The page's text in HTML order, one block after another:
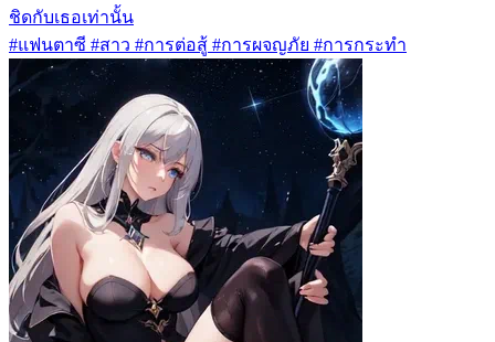
ชิดกับเธอเท่านั้น
#แฟนตาซี #สาว #การต่อสู้ #การผจญภัย #การกระทำ